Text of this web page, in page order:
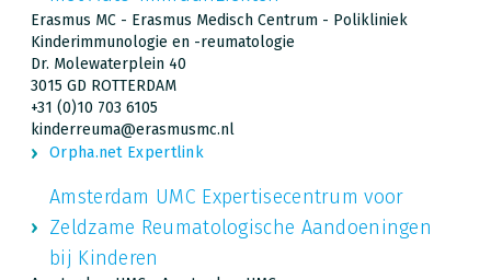
Erasmus MC - Erasmus Medisch Centrum - Polikliniek
Kinderimmunologie en -reumatologie
Dr. Molewaterplein 40
3015 GD ROTTERDAM
+31 (0)10 703 6105
kinderreuma@erasmusmc.nl
Orpha.net Expertlink
Amsterdam UMC Expertisecentrum voor
Zeldzame Reumatologische Aandoeningen
bij Kinderen